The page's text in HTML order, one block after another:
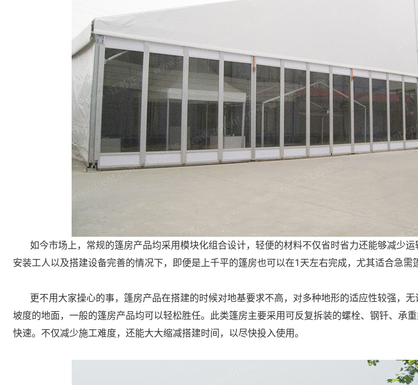
如今市场上，常规的篷房产品均采用模块化组合设计，轻便的材料不仅省时省力还能够减少
安装工人以及搭建设备完善的情况下，即便是上千平的篷房也可以在1天左右完成，尤其适合急需
更不用大家操心的事，篷房产品在搭建的时候对地基要求不高，对多种地形的适应性较强，
坡度的地面，一般的篷房产品均可以轻松胜任。此类篷房主要采用可反复拆装的螺栓、钢钎、承
快速。不仅减少施工难度，还能大大缩减搭建时间，以尽快投入使用。